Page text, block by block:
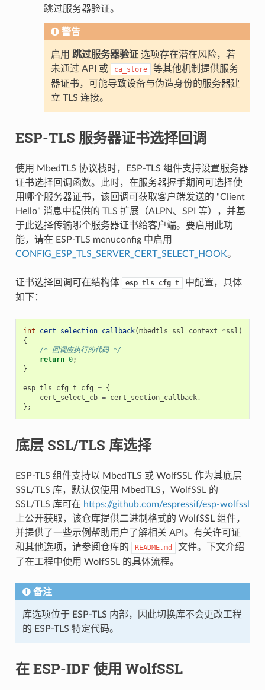
跳过服务器验证。
警告
启用 跳过服务器验证选项存在潜在风险，若
未通过 API 或
ca_store
等其他机制提供服务
器证书，可能导致设备与伪造身份的服务器建
立 TLS 连接。
ESP-TLS 服务器证书选择回调
使用 MbedTLS 协议栈时，ESP-TLS 组件支持设置服务器
证书选择回调函数。此时，在服务器握手期间可选择使
用哪个服务器证书，该回调可获取客户端发送的 "Client
Hello" 消息中提供的 TLS 扩展（ALPN、SPI 等），并基
于此选择传输哪个服务器证书给客户端。要启用此功
能，请在 ESP-TLS menuconfig 中启用
CONFIG_ESP_TLS_SERVER_CERT_SELECT_HOOK。
证书选择回调可在结构体 esp_tls_cfg_t
中配置，具体
如下：
int cert_selection_callback(mbedtls_ssl_context *ssl )
{
/* 回调应执行的代码 */
return 0;
}
esp_tls_cfg_t cfg = {
cert_select_cb = cert_section_callback,
};
底层 SSL/TLS 库选择
ESP-TLS 组件支持以 MbedTLS 或 WolfSSL 作为其底层
SSL/TLS 库，默认仅使用 MbedTLS，WolfSSL 的
SSL/TLS 库可在 https://github.com/espressif/esp-wolfssl
上公开获取，该仓库提供二进制格式的 WolfSSL 组件，
并提供了一些示例帮助用户了解相关 API。有关许可证
和其他选项，请参阅仓库的
README.md
文件。下文介绍
了在工程中使用 WolfSSL 的具体流程。
备注
库选项位于 ESP-TLS 内部，因此切换库不会更改工程
的 ESP-TLS 特定代码。
在 ESP-IDF 使用 WolfSSL